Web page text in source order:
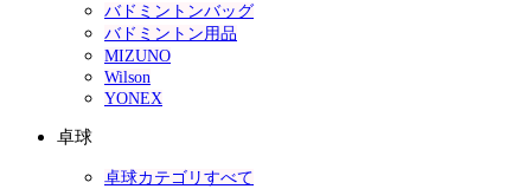
バドミントンバッグ
バドミントン用品
MIZUNO
Wilson
YONEX
卓球
卓球カテゴリすべて